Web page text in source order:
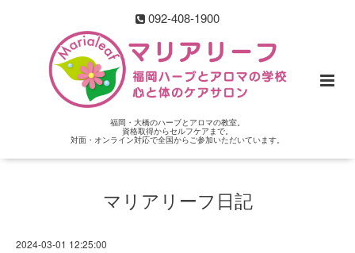
092-408-1900
福岡・大橋のハーブとアロマの教室。
資格取得からセルフケアまで。
対面・オンライン対応で全国からご参加いただいています。
マリアリーフ日記
2024-03-01 12:25:00